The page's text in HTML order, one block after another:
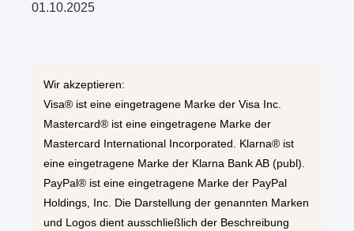
01.10.2025
Wir akzeptieren:
Visa® ist eine eingetragene Marke der Visa Inc.
Mastercard® ist eine eingetragene Marke der
Mastercard International Incorporated. Klarna® ist
eine eingetragene Marke der Klarna Bank AB (publ).
PayPal® ist eine eingetragene Marke der PayPal
Holdings, Inc. Die Darstellung der genannten Marken
und Logos dient ausschließlich der Beschreibung